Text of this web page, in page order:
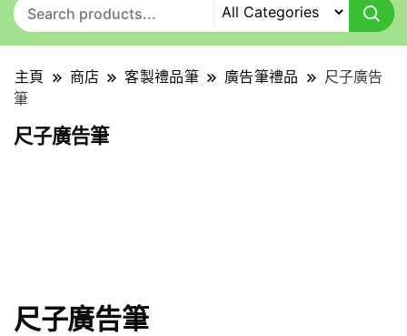
主頁 商店 客製禮品筆 廣告筆禮品
尺子廣告
筆
尺子廣告筆
尺子廣告筆